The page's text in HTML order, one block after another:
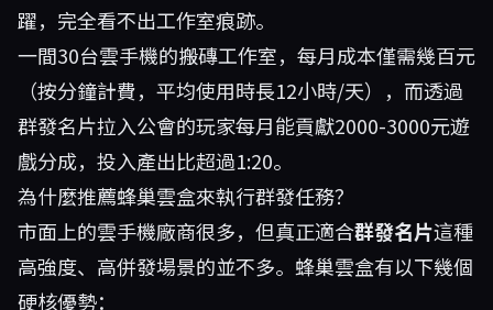
躍，完全看不出工作室痕跡。
一間30台雲手機的搬磚工作室，每月成本僅需幾百元
（按分鐘計費，平均使用時長12小時/天），而透過
群發名片拉入公會的玩家每月能貢獻2000-3000元遊
戲分成，投入產出比超過1:20。
為什麼推薦蜂巢雲盒來執行群發任務？
市面上的雲手機廠商很多，但真正適合群發名片這種
高強度、高併發場景的並不多。蜂巢雲盒有以下幾個
硬核優勢：